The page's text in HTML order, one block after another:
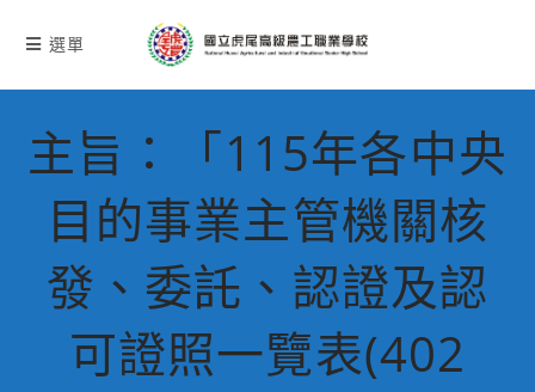
選單
主旨：「115年各中央
目的事業主管機關核
發、委託、認證及認
可證照一覽表(402